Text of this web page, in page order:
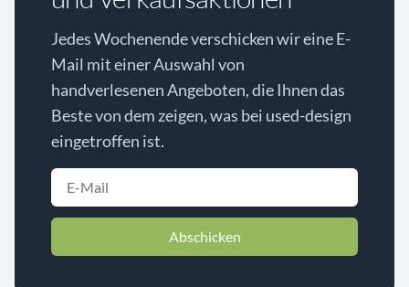
Jedes Wochenende verschicken wir eine E-
Mail mit einer Auswahl von
handverlesenen Angeboten, die Ihnen das
Beste von dem zeigen, was bei used-design
eingetroffen ist.
Abschicken